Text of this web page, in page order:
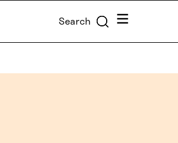
Search Menu